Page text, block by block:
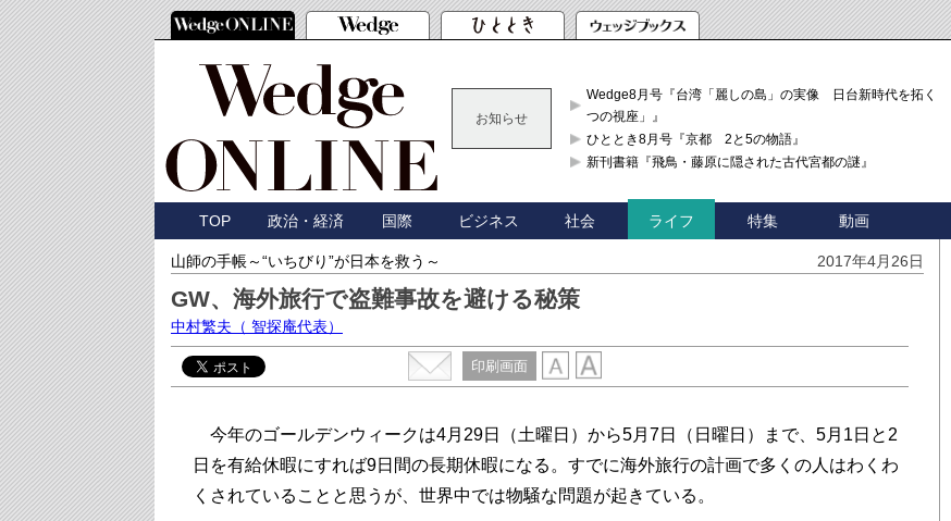
お知らせ
Wedge8月号『台湾「麗しの島」の実像 日台新時代を拓く「3
つの視座」』
ひととき8月号『京都 2と5の物語』
新刊書籍『飛鳥・藤原に隠された古代宮都の謎』
TOP 政治・経済 国際 ビジネス 社会 ライフ 特集 動画
山師の手帳～“いちびり”が日本を救う～ 2017年4月26日
GW、海外旅行で盗難事故を避ける秘策
中村繁夫 （ 智探庵代表）
印刷画面
今年のゴールデンウィークは4月29日（土曜日）から5月7日（日曜日）まで、5月1日と2
日を有給休暇にすれば9日間の長期休暇になる。すでに海外旅行の計画で多くの人はわくわ
くされていることと思うが、世界中では物騒な問題が起きている。